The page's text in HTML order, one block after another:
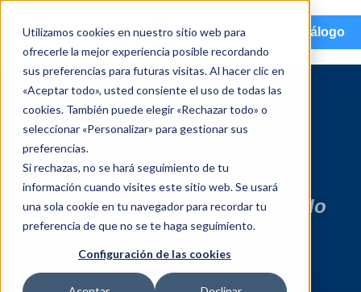
Utilizamos cookies en nuestro sitio web para
ofrecerle la mejor experiencia posible recordando
sus preferencias para futuras visitas. Al hacer clic en
«Aceptar todo», usted consiente el uso de todas las
cookies. También puede elegir «Rechazar todo» o
seleccionar «Personalizar» para gestionar sus
preferencias.
Si rechazas, no se hará seguimiento de tu
información cuando visites este sitio web. Se usará
una sola cookie en tu navegador para recordar tu
preferencia de que no se te haga seguimiento.
Configuración de las cookies
menu Catálogo
Comuníquese
con nosotros
Estamos aquí para acompañarlo